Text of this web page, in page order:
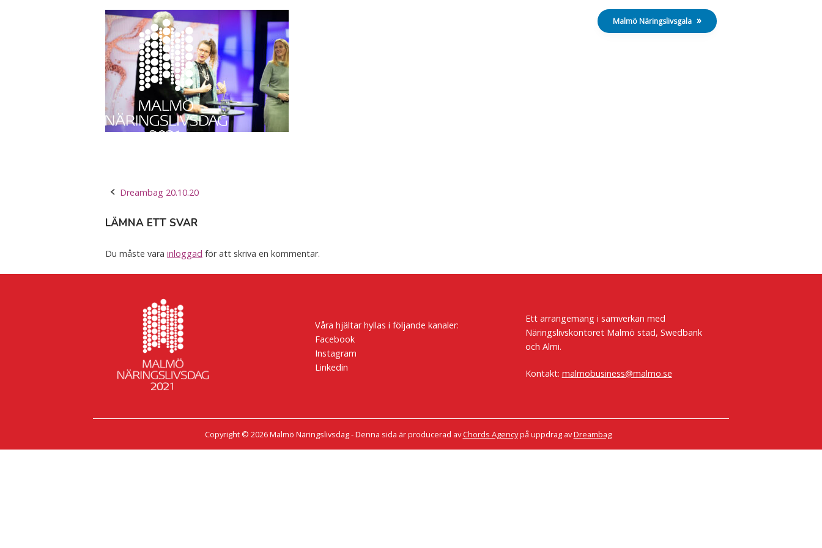
Home Malmö Näringslivsgala
Post
navigation
Dreambag 20.10.20
LÄMNA ETT SVAR
Du måste vara inloggad för att skriva en kommentar.
Våra hjältar hyllas i följande kanaler:
Facebook
Instagram
Linkedin
Ett arrangemang i samverkan med
Näringslivskontoret Malmö stad, Swedbank
och Almi.
Kontakt: malmobusiness@malmo.se
Copyright © 2026 Malmö Näringslivsdag - Denna sida är producerad avChords Agencypå uppdrag avDreambag